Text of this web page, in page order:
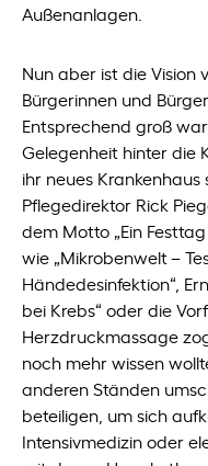
Außenanlagen.
Nun aber ist die Vision
Bürgerinnen und
Entsprechend groß
Gelegenheit hinter die
ihr neues
Pflegedirektor Rick
dem Motto „Ein
wie „Mikrobenwelt –
Händedesinfektion“,
bei Krebs“ oder die
Herzdruckmassage
noch mehr wissen
anderen Ständen
beteiligen, um sich
Intensivmedizin oder